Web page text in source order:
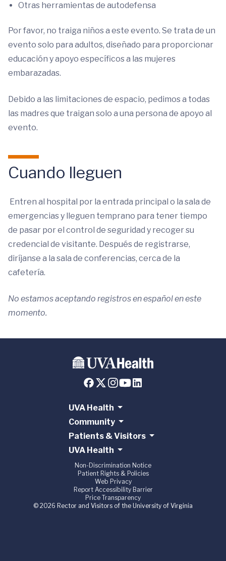
Otras herramientas de autodefensa
Por favor, no traiga niños a este evento. Se trata de un
evento solo para adultos, diseñado para proporcionar
educación y apoyo específicos a las mujeres
embarazadas.
Debido a las limitaciones de espacio, pedimos a todas
las madres que traigan solo a una persona de apoyo al
evento.
Cuando lleguen
Entren al hospital por la entrada principal o la sala de
emergencias y lleguen temprano para tener tiempo
de pasar por el control de seguridad y recoger su
credencial de visitante. Después de registrarse,
diríjanse a la sala de conferencias, cerca de la
cafetería.
No estamos aceptando registros en español en este
momento.
UVA Health
Community
Patients & Visitors
UVA Health
Non-Discrimination Notice
Patient Rights & Policies
Web Privacy
Report Accessibility Barrier
Price Transparency
© 2026 Rector and Visitors of the University of Virginia